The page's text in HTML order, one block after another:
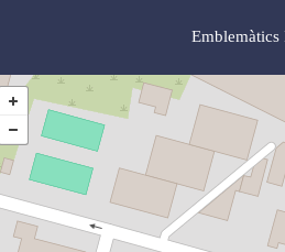
Emblemàtics